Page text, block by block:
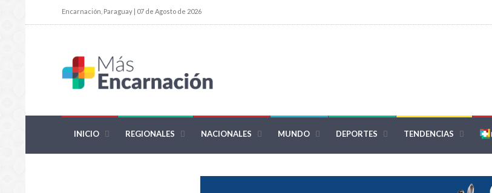
Encarnación, Paraguay | 07 de Agosto de 2026
INICIO REGIONALES NACIONALES MUNDO DEPORTES TENDENCIAS